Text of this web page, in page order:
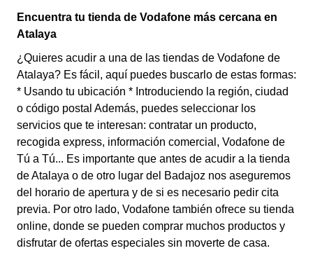
Encuentra tu tienda de Vodafone más cercana en
Atalaya
¿Quieres acudir a una de las tiendas de Vodafone de
Atalaya? Es fácil, aquí puedes buscarlo de estas formas:
* Usando tu ubicación * Introduciendo la región, ciudad
o código postal Además, puedes seleccionar los
servicios que te interesan: contratar un producto,
recogida express, información comercial, Vodafone de
Tú a Tú... Es importante que antes de acudir a la tienda
de Atalaya o de otro lugar del Badajoz nos aseguremos
del horario de apertura y de si es necesario pedir cita
previa. Por otro lado, Vodafone también ofrece su tienda
online, donde se pueden comprar muchos productos y
disfrutar de ofertas especiales sin moverte de casa.